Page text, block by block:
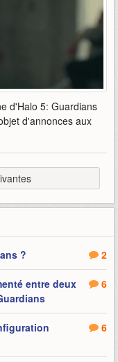
d'Halo 5: Guardians
d'annonces aux
2
?
6
entre deux
6